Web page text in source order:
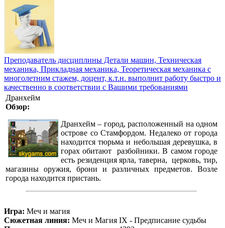
Преподаватель дисциплины Детали машин, Техническая
механика, Прикладная механика, Теоретическая механика с
многолетним стажем, доцент, к.т.н. выполнит работу быстро и
качественно в соответствии с Вашими требованиями
Дранхейм
Обзор:
Дранхейм – город, расположенный на одном
острове со Стамфордом. Недалеко от города
находится тюрьма и небольшая деревушка, в
горах обитают разбойники. В самом городе
есть резиденция ярла, таверна, церковь, тир,
магазины оружия, брони и различных предметов. Возле
города находится пристань.
Игра: Меч и магия
Сюжетная линия: Меч и Магия IX - Предписание судьбы